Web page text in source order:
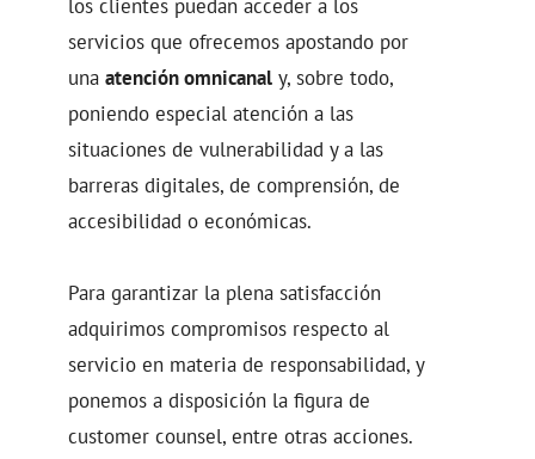
servicios que ofrecemos apostando por
una atención omnicanaly, sobre todo,
poniendo especial atención a las
situaciones de vulnerabilidad y a las
barreras digitales, de comprensión, de
accesibilidad o económicas.
Para garantizar la plena satisfacción
adquirimos compromisos respecto al
servicio en materia de responsabilidad, y
ponemos a disposición la figura de
customer counsel, entre otras acciones.